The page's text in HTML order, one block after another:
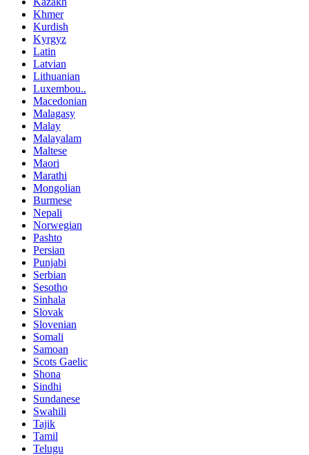
Khmer
Kurdish
Kyrgyz
Latin
Latvian
Lithuanian
Luxembou..
Macedonian
Malagasy
Malay
Malayalam
Maltese
Maori
Marathi
Mongolian
Burmese
Nepali
Norwegian
Pashto
Persian
Punjabi
Serbian
Sesotho
Sinhala
Slovak
Slovenian
Somali
Samoan
Scots Gaelic
Shona
Sindhi
Sundanese
Swahili
Tajik
Tamil
Telugu